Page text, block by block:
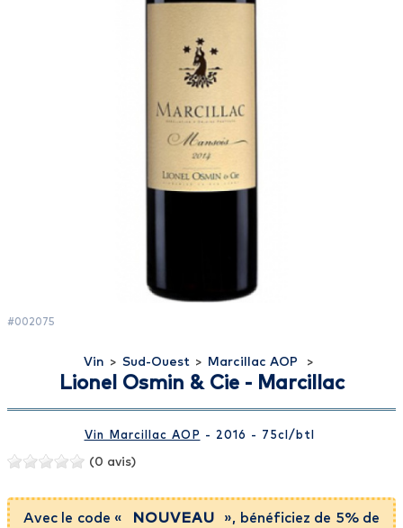
#002075
Vin > Sud-Ouest > Marcillac AOP >
Lionel Osmin & Cie - Marcillac
Vin Marcillac AOP - 2016 - 75cl /btl
(0 avis)
Avec le code « NOUVEAU
», bénéficiez de 5% de